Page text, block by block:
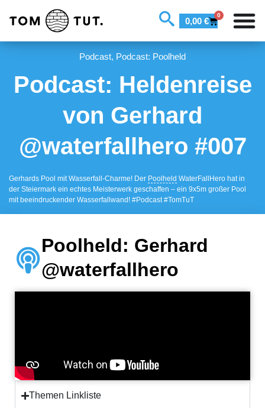
0,00 €
0
Podcast, Podcast: Poolheld
Podcast: Heldenreise
von Gerhard
@waterfallhero #007
Gerhards Pool mit Wasserfall-Charme! Der Poolheld WaterFallHero hat in
der Steiermark ein echtes Meisterwerk geschaffen – ein 9x5m großer Pool
mit beeindruckender Wasserfallwand! #Podcast #TomTuT
Poolheld: Gerhard
@waterfallhero
Themen Linkliste